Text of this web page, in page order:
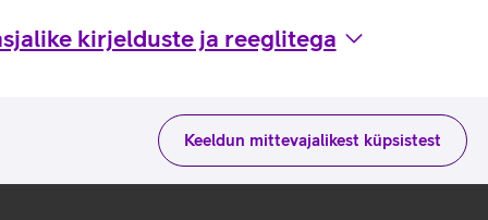
kirjelduste ja reeglitega
Keeldun mittevajalikest küpsistest